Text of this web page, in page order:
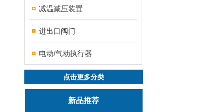
减温减压装置
进出口阀门
电动/气动执行器
点击更多分类
新品推荐